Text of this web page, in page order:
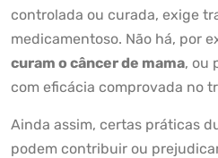
controlada ou curada, exige
medicamentoso. Não há, por
curam o câncer de mama, ou
com eficácia comprovada no
Ainda assim, certas práticas
podem contribuir ou